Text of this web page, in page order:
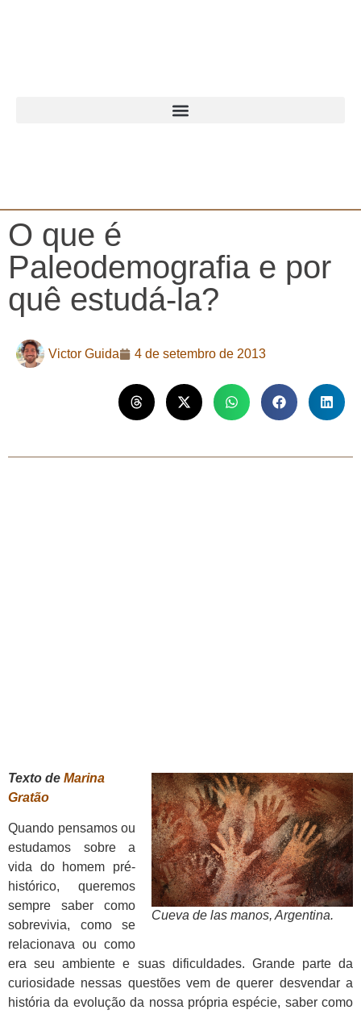
O que é
Paleodemografia e por
quê estudá-la?
Victor Guida 4 de setembro de 2013
Cueva de las manos, Argentina.
Texto de Marina
Gratão
Quando pensamos ou
estudamos sobre a
vida do homem pré-
histórico, queremos
sempre saber como
sobrevivia, como se
relacionava ou como
era seu ambiente e suas dificuldades. Grande parte da
curiosidade nessas questões vem de querer desvendar a
história da evolução da nossa própria espécie, saber como